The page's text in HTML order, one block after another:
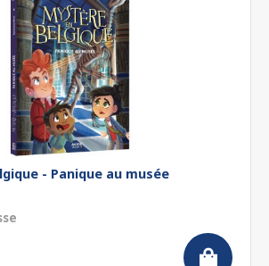
- Panique au musée